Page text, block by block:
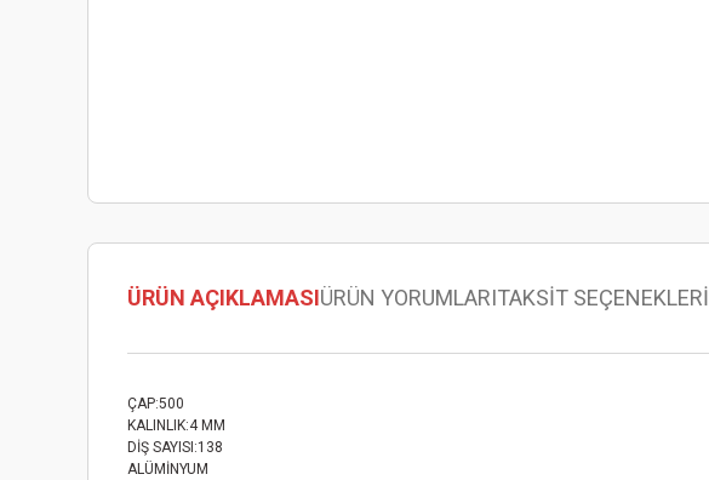
ÜRÜN AÇIKLAMASIÜRÜN YORUMLARITAKSİT SEÇENEKLERİ
ÇAP:500
KALINLIK:4 MM
DİŞ SAYISI:138
ALÜMİNYUM